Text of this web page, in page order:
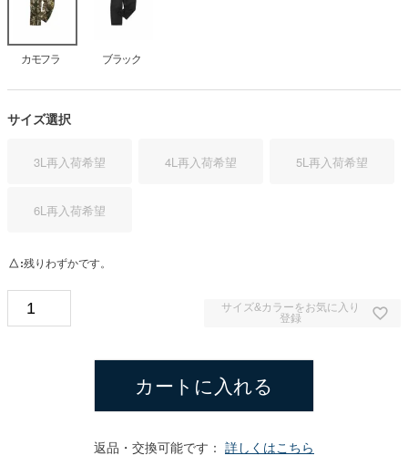
カモフラ ブラック
サイズ選択
3L再入荷希望 4L再入荷希望 5L再入荷希望
6L再入荷希望
△ 残りわずかです。
サイズ&カラーをお気に入り
登録
カートに入れる
返品・交換可能です： 詳しくはこちら